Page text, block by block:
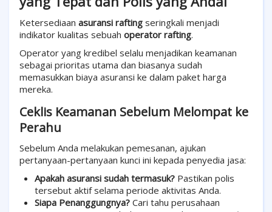
Ketersediaan asuransi rafting seringkali menjadi
indikator kualitas sebuah operator rafting.
Operator yang kredibel selalu menjadikan keamanan
sebagai prioritas utama dan biasanya sudah
memasukkan biaya asuransi ke dalam paket harga
mereka.
Ceklis Keamanan Sebelum Melompat ke
Perahu
Sebelum Anda melakukan pemesanan, ajukan
pertanyaan-pertanyaan kunci ini kepada penyedia jasa:
Apakah asuransi sudah termasuk? Pastikan polis
tersebut aktif selama periode aktivitas Anda.
Siapa Penanggungnya? Cari tahu perusahaan